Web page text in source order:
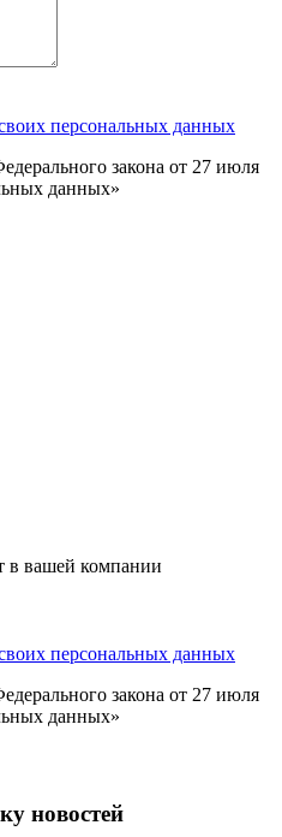
персональных данных
закона от 27 июля
данных»
в вашей компании
персональных данных
закона от 27 июля
данных»
новостей